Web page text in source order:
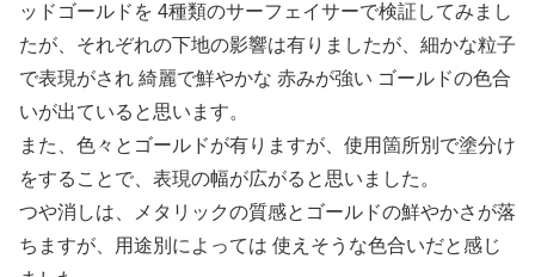
ッドゴールドを 4種類のサーフェイサーで検証してみまし
たが、それぞれの下地の影響は有りましたが、細かな粒子
で表現がされ 綺麗で鮮やかな 赤みが強い ゴールドの色合
いが出ていると思います。
また、色々とゴールドが有りますが、使用箇所別で塗分け
をすることで、表現の幅が広がると思いました。
つや消しは、メタリックの質感とゴールドの鮮やかさが落
ちますが、用途別によっては 使えそうな色合いだと感じ